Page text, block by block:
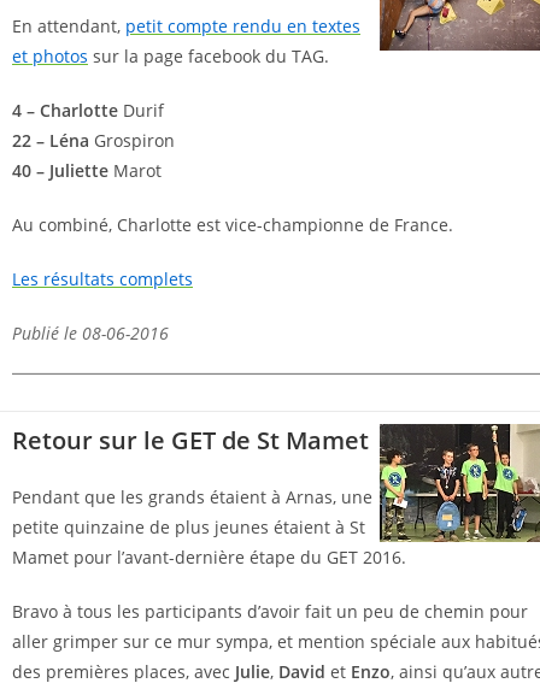
En attendant, petit compte rendu en textes
et photos sur la page facebook du TAG.
4 – Charlotte Durif
22 – Léna Grospiron
40 – Juliette Marot
Au combiné, Charlotte est vice-championne de France.
Les résultats complets
Publié le 08-06-2016
Retour sur le GET de St Mamet
Pendant que les grands étaient à Arnas, une
petite quinzaine de plus jeunes étaient à St
Mamet pour l’avant-dernière étape du GET 2016.
Bravo à tous les participants d’avoir fait un peu de chemin pour
aller grimper sur ce mur sympa, et mention spéciale aux
des premières places, avec Julie, David et Enzo, ainsi qu’aux